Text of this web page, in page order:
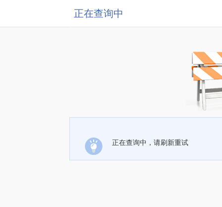
正在查询中
正在查询中，请刷新重试